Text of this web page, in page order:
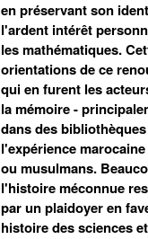
en préservant son
l'ardent intérêt
les mathématiques.
orientations de ce
qui en furent les
la mémoire -
dans des
l'expérience
ou musulmans.
l'histoire méconnue
par un plaidoyer en
histoire des sciences